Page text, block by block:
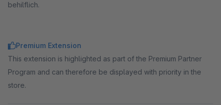
behilflich.
Premium Extension
This extension is highlighted as part of the Premium Partner
Program and can therefore be displayed with priority in the
store.